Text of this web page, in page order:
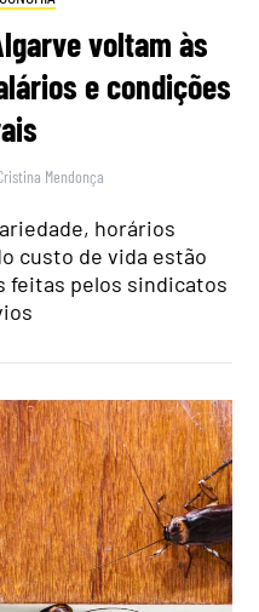
voltam às
e condições
Mendonça
horários
custo de vida estão
feitas pelos sindicatos